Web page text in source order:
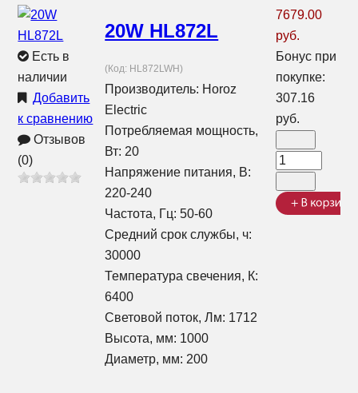
Есть в
наличии
Добавить
к сравнению
Отзывов
(0)
20W HL872L
(Код: HL872LWH)
Производитель: Horoz
Electric
Потребляемая мощность,
Вт: 20
Напряжение питания, В:
220-240
Частота, Гц: 50-60
Средний срок службы, ч:
30000
Температура свечения, К:
6400
Световой поток, Лм: 1712
Высота, мм: 1000
Диаметр, мм: 200
7679.00
руб.
Бонус при
покупке:
307.16
руб.